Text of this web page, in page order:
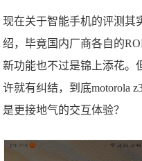
现在关于智能手机的评测其
绍，毕竟国内厂商各自的
新功能也不过是锦上添花。
许就有纠结，到底motorola
是更接地气的交互体验？